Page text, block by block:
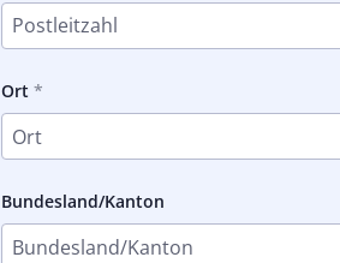
Ort
Bundesland/Kanton